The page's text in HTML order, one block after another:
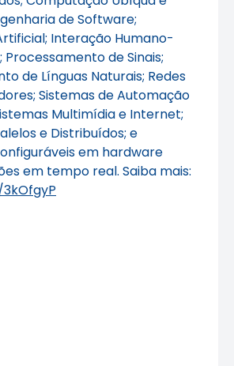
de Software;
Interação Humano-
de Sinais;
de Línguas Naturais; Redes
Sistemas de Automação
Multimídia e Internet;
e Distribuídos; e
em hardware
em tempo real. Saiba mais: